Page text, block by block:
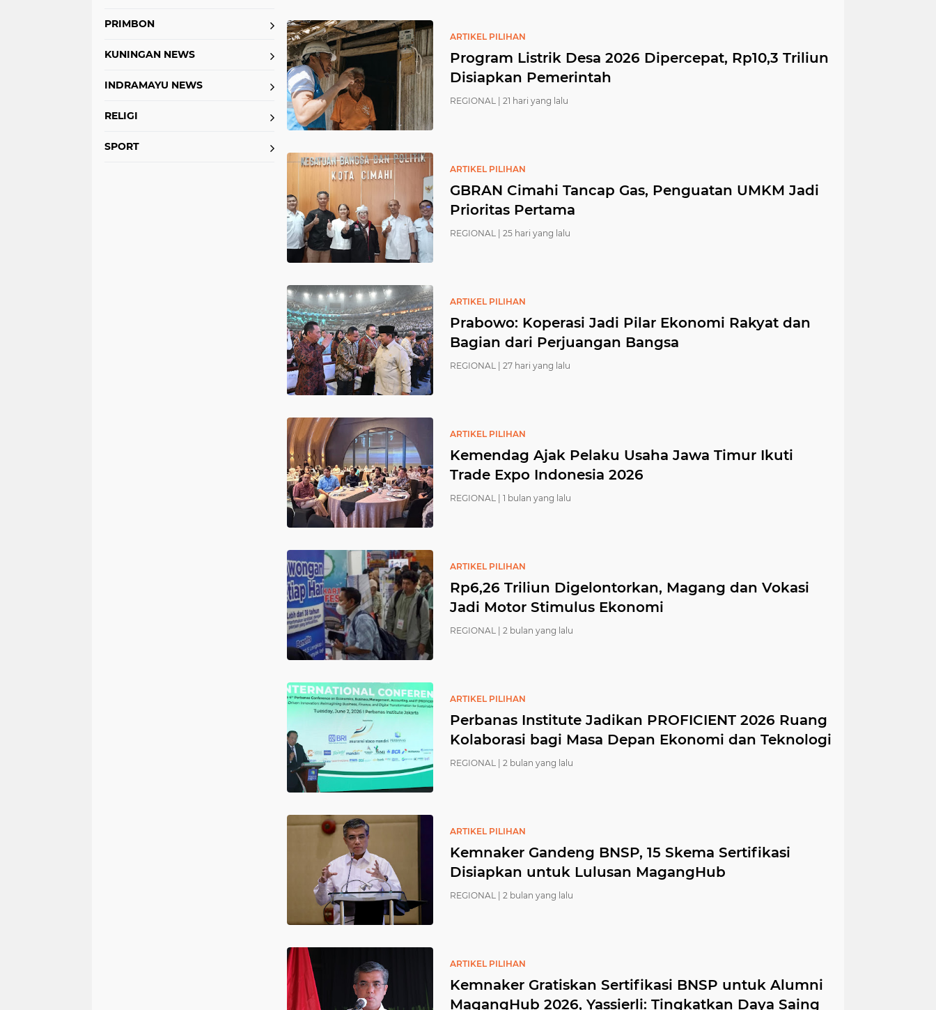
PRIMBON
KUNINGAN NEWS
INDRAMAYU NEWS
RELIGI
SPORT
ARTIKEL PILIHAN
Program Listrik Desa 2026 Dipercepat, Rp10,3 Triliun
Disiapkan Pemerintah
REGIONAL | 21 hari yang lalu
ARTIKEL PILIHAN
GBRAN Cimahi Tancap Gas, Penguatan UMKM Jadi
Prioritas Pertama
REGIONAL | 25 hari yang lalu
ARTIKEL PILIHAN
Prabowo: Koperasi Jadi Pilar Ekonomi Rakyat dan
Bagian dari Perjuangan Bangsa
REGIONAL | 27 hari yang lalu
ARTIKEL PILIHAN
Kemendag Ajak Pelaku Usaha Jawa Timur Ikuti
Trade Expo Indonesia 2026
REGIONAL | 1 bulan yang lalu
ARTIKEL PILIHAN
Rp6,26 Triliun Digelontorkan, Magang dan Vokasi
Jadi Motor Stimulus Ekonomi
REGIONAL | 2 bulan yang lalu
ARTIKEL PILIHAN
Perbanas Institute Jadikan PROFICIENT 2026 Ruang
Kolaborasi bagi Masa Depan Ekonomi dan Teknologi
REGIONAL | 2 bulan yang lalu
ARTIKEL PILIHAN
Kemnaker Gandeng BNSP, 15 Skema Sertifikasi
Disiapkan untuk Lulusan MagangHub
REGIONAL | 2 bulan yang lalu
ARTIKEL PILIHAN
Kemnaker Gratiskan Sertifikasi BNSP untuk Alumni
MagangHub 2026, Yassierli: Tingkatkan Daya Saing